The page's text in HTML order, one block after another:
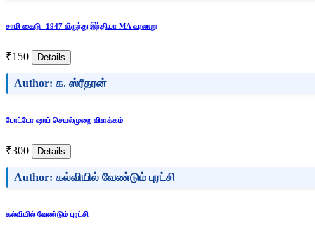
சாமி கைடு- 1947 லிருந்து இந்தியா MA வரலாறு
₹150 Details
Author: க. ஸ்ரீதரன்
போட்டோ ஷாப் செயல்முறை விளக்கம்
₹300 Details
Author: கல்வியில் வேண்டும் புரட்சி
கல்வியில் வேண்டும் புரட்சி